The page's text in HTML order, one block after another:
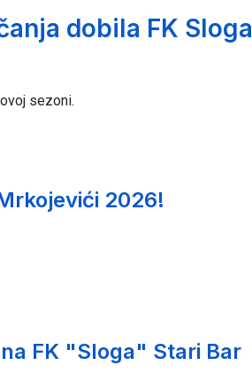
dobila FK Sloga
sezoni.
2026!
FK "Sloga" Stari Bar